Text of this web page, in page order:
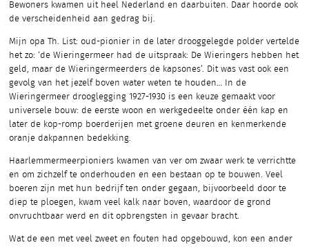
Bewoners kwamen uit heel Nederland en daarbuiten. Daar hoorde ook
de verscheidenheid aan gedrag bij.
Mijn opa Th. List: oud-pionier in de later drooggelegde polder vertelde
het zo: ‘de Wieringermeer had de uitspraak: De Wieringers hebben het
geld, maar de Wieringermeerders de kapsones’. Dit was vast ook een
gevolg van het jezelf boven water weten te houden… In de
Wieringermeer drooglegging 1927-1930 is een keuze gemaakt voor
universele bouw: de eerste woon en werkgedeelte onder één kap en
later de kop-romp boerderijen met groene deuren en kenmerkende
oranje dakpannen bedekking.
Haarlemmermeerpioniers kwamen van ver om zwaar werk te verrichtte
en om zichzelf te onderhouden en een bestaan op te bouwen. Veel
boeren zijn met hun bedrijf ten onder gegaan, bijvoorbeeld door te
diep te ploegen, kwam veel kalk naar boven, waardoor de grond
onvruchtbaar werd en dit opbrengsten in gevaar bracht.
Wat de een met veel zweet en fouten had opgebouwd, kon een ander